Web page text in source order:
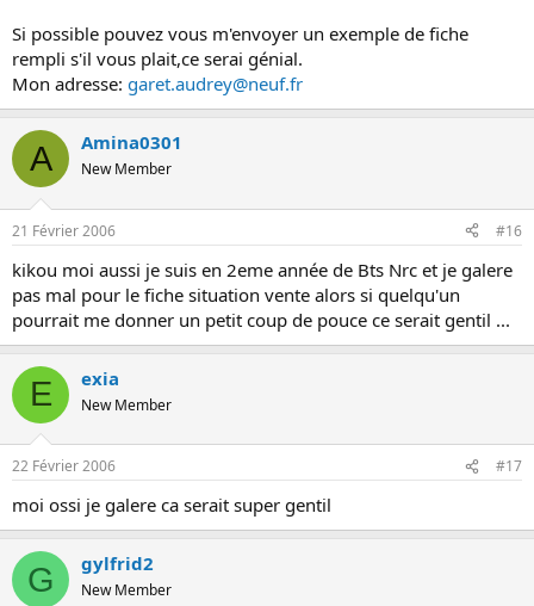
Si possible pouvez vous m'envoyer un exemple de fiche
rempli s'il vous plait,ce serai génial.
Mon adresse: garet.audrey@neuf.fr
A Amina0301
New Member
21 Février 2006 #16
kikou moi aussi je suis en 2eme année de Bts Nrc et je galere
pas mal pour le fiche situation vente alors si quelqu'un
pourrait me donner un petit coup de pouce ce serait gentil ...
E exia
New Member
22 Février 2006 #17
moi ossi je galere ca serait super gentil
G gylfrid2
New Member